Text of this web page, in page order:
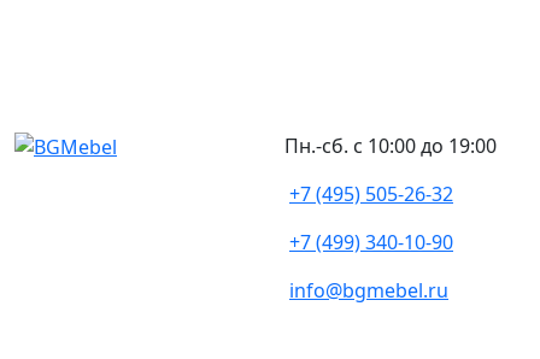
Пн.-сб. с 10:00 до 19:00
+7 (495) 505-26-32
+7 (499) 340-10-90
info@bgmebel.ru